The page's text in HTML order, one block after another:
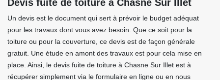
Devis fuite de toiture à Chasne Sur Illet
Un devis est le document qui sert à prévoir le budget adéquat
pour les travaux dont vous avez besoin. Que ce soit pour la
toiture ou pour la couverture, ce devis est de façon générale
gratuit. Une étude en amont des travaux est pour cela mise en
place. Ainsi, le devis fuite de toiture à Chasne Sur Illet est à
récupérer simplement via le formulaire en ligne ou en nous